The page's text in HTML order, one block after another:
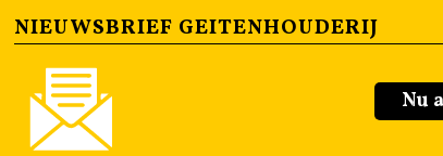
NIEUWSBRIEF GEITENHOUDERIJ
Nu